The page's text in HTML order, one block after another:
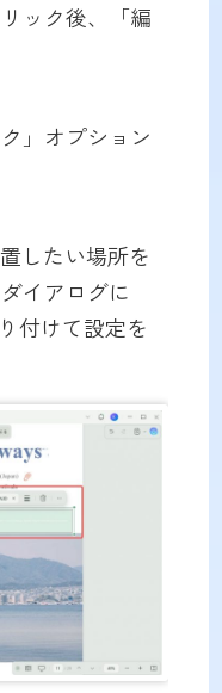
ック後、「編
」オプション
したい場所を
イアログに
付けて設定を